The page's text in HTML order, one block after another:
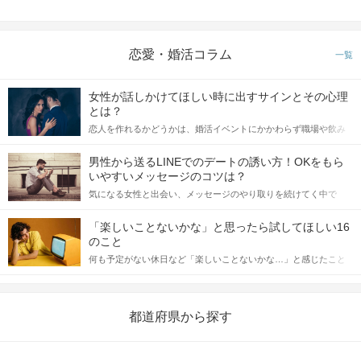
恋愛・婚活コラム 一覧
女性が話しかけてほしい時に出すサインとその心理
とは？
恋人を作れるかどうかは、婚活イベントにかかわらず職場や飲み
てアプローチできるかにも左右されます。 これから恋人作りを本
格的に始めようとしている方は、女性が異性を求めて出すサイン
をしっかりと理解し、正しい行動に移せるかどうかが重要。 この
記事では、女性が話しかけて欲しい時に出すサインとその心理を
合にどのような行動に繋げるべきかをご紹介していきます。
男性から送るLINEでのデートの誘い方！OKをもら
いやすいメッセージのコツは？
気になる女性と出会い、メッセージのやり取りを続けてく中で
しかし、中には「どう誘ったらいいの？」とお困りの男性もいら
っしゃるのではないでしょうか。 そこで今回は、男性から女性へ
送るLINEでのデートの誘い方のコツをご紹介します。例文も混じ
えながら解説するので、ぜひ参考にしてください。
「楽しいことないかな」と思ったら試してほしい16
のこと
何も予定がない休日など「楽しいことないかな…」と感じたこと
の楽しいことアイデアを集めました♪ いままさに楽しいことを探し
都道府県から探す